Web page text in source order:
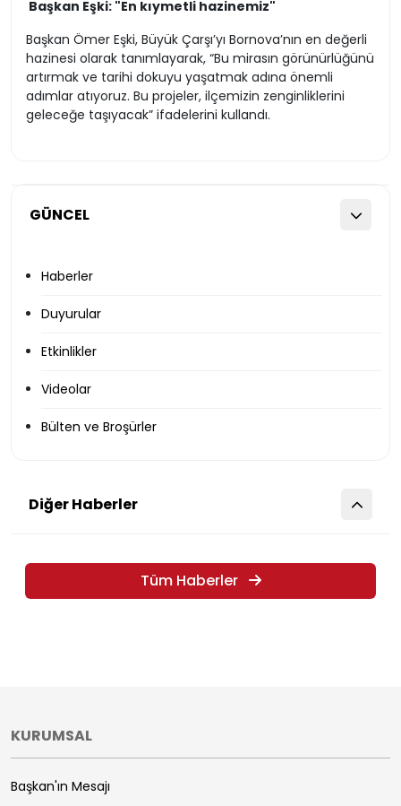
GÜNCEL
Haberler
Duyurular
Etkinlikler
Videolar
Bülten ve Broşürler
Başkan Eşki: "En kıymetli hazinemiz"
Başkan Ömer Eşki, Büyük Çarşı’yı Bornova’nın en değerli
hazinesi olarak tanımlayarak, “Bu mirasın görünürlüğünü
artırmak ve tarihi dokuyu yaşatmak adına önemli
adımlar atıyoruz. Bu projeler, ilçemizin zenginliklerini
geleceğe taşıyacak” ifadelerini kullandı.
Diğer Haberler
Tüm Haberler
KURUMSAL
Başkan'ın Mesajı